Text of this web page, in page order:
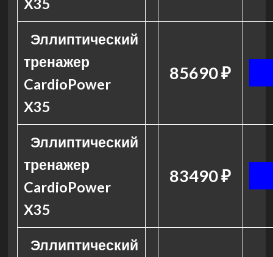
X35
Эллиптический
тренажер
CardioPower
X35
85690 ₽
Эллиптический
тренажер
CardioPower
X35
83490 ₽
Эллиптический